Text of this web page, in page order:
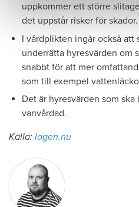
uppkommer ett större
det uppstår risker för skador.
I vårdplikten ingår också att
underrätta hyresvärden om
snabbt för att mer
som till exempel
Det är hyresvärden som
vanvårdad.
Källa: lagen.nu